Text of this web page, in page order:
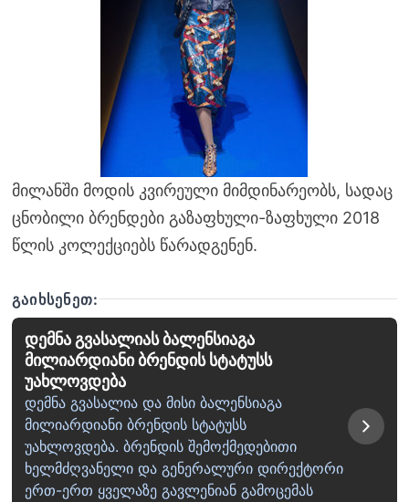
მილანში მოდის კვირეული მიმდინარეობს, სადაც
ცნობილი ბრენდები გაზაფხული-ზაფხული 2018
წლის კოლექციებს წარადგენენ.
ᲒᲐᲘᲮᲡᲔᲜᲔᲗ:
დემნა გვასალიას ბალენსიაგა
მილიარდიანი ბრენდის სტატუსს
უახლოვდება
დემნა გვასალია და მისი ბალენსიაგა
მილიარდიანი ბრენდის სტატუსს
უახლოვდება. ბრენდის შემოქმედებითი
ხელმძღვანელი და გენერალური დირექტორი
ერთ-ერთ ყველაზე გავლენიან გამოცემას